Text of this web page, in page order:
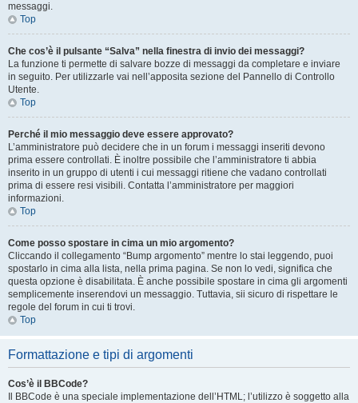
messaggi.
Top
Che cos’è il pulsante “Salva” nella finestra di invio dei messaggi?
La funzione ti permette di salvare bozze di messaggi da completare e inviare
in seguito. Per utilizzarle vai nell’apposita sezione del Pannello di Controllo
Utente.
Top
Perché il mio messaggio deve essere approvato?
L’amministratore può decidere che in un forum i messaggi inseriti devono
prima essere controllati. È inoltre possibile che l’amministratore ti abbia
inserito in un gruppo di utenti i cui messaggi ritiene che vadano controllati
prima di essere resi visibili. Contatta l’amministratore per maggiori
informazioni.
Top
Come posso spostare in cima un mio argomento?
Cliccando il collegamento “Bump argomento” mentre lo stai leggendo, puoi
spostarlo in cima alla lista, nella prima pagina. Se non lo vedi, significa che
questa opzione è disabilitata. È anche possibile spostare in cima gli argomenti
semplicemente inserendovi un messaggio. Tuttavia, sii sicuro di rispettare le
regole del forum in cui ti trovi.
Top
Formattazione e tipi di argomenti
Cos’è il BBCode?
Il BBCode è una speciale implementazione dell’HTML; l’utilizzo è soggetto alla